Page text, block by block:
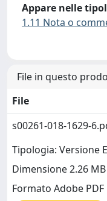
Appare nelle
1.11 Nota o
File in questo
File
s00261-018-1629-
Tipologia: Versione
Dimensione 2.26 MB
Formato Adobe PDF